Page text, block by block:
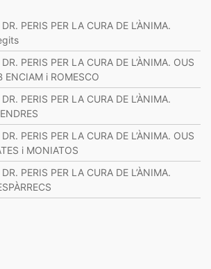
PERIS PER LA CURA DE L’ÀNIMA.
PERIS PER LA CURA DE L’ÀNIMA. OUS
ENCIAM i ROMESCO
PERIS PER LA CURA DE L’ÀNIMA.
PERIS PER LA CURA DE L’ÀNIMA. OUS
i MONIATOS
PERIS PER LA CURA DE L’ÀNIMA.